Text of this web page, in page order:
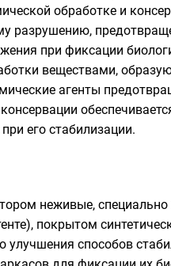
обработке и
разрушению,
при фиксации
веществами,
агенты
его стабилизации.
неживые, специально
покрытом
способов